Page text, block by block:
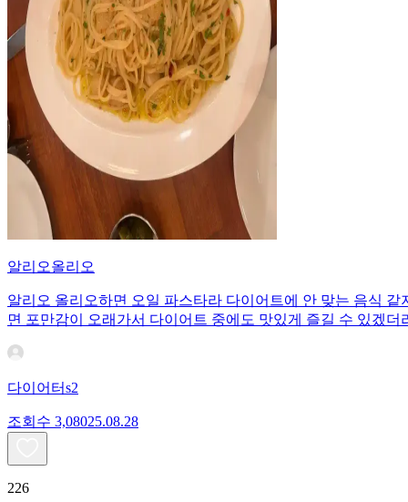
알리오올리오
알리오 올리오하면 오일 파스타라 다이어트에 안 맞는 음식
면 포만감이 오래가서 다이어트 중에도 맛있게 즐길 수 있겠
다이어터s2
조회수 3,08025.08.28
226